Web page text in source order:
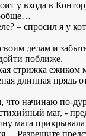
у входа в
– спросил я у
делам и
поближе.
стрижка
длинная
что начинаю по-
маг, -
мага
– Разрешите